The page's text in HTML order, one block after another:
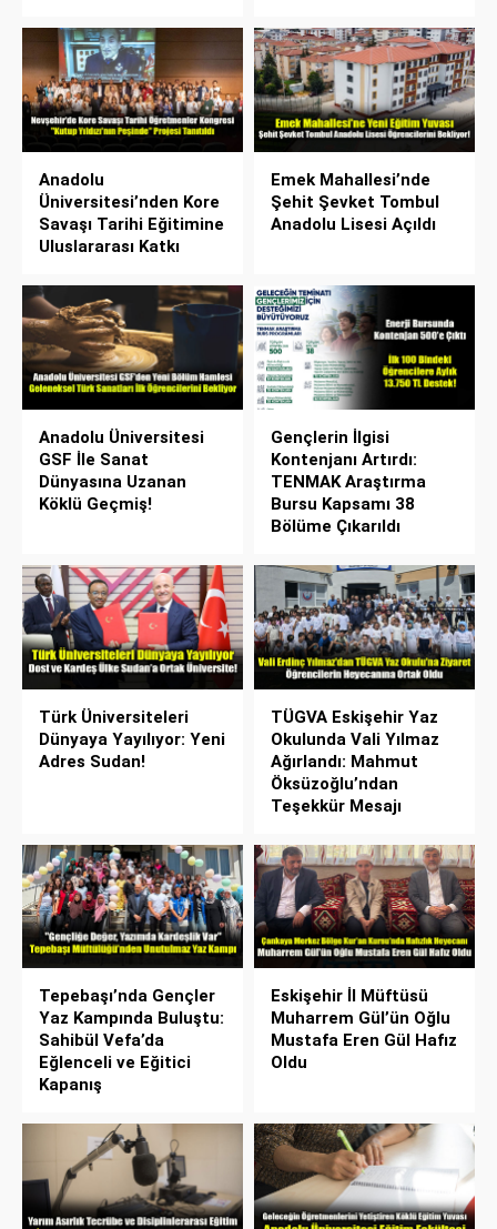
Anadolu
Üniversitesi’nden Kore
Savaşı Tarihi Eğitimine
Uluslararası Katkı
Emek Mahallesi’nde
Şehit Şevket Tombul
Anadolu Lisesi Açıldı
Anadolu Üniversitesi
GSF İle Sanat
Dünyasına Uzanan
Köklü Geçmiş!
Gençlerin İlgisi
Kontenjanı Artırdı:
TENMAK Araştırma
Bursu Kapsamı 38
Bölüme Çıkarıldı
Türk Üniversiteleri
Dünyaya Yayılıyor: Yeni
Adres Sudan!
TÜGVA Eskişehir Yaz
Okulunda Vali Yılmaz
Ağırlandı: Mahmut
Öksüzoğlu’ndan
Teşekkür Mesajı
Tepebaşı’nda Gençler
Yaz Kampında Buluştu:
Sahibül Vefa’da
Eğlenceli ve Eğitici
Kapanış
Eskişehir İl Müftüsü
Muharrem Gül’ün Oğlu
Mustafa Eren Gül Hafız
Oldu